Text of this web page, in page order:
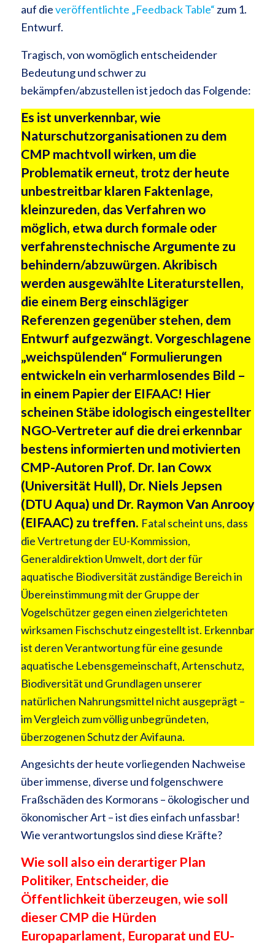
auf dieveröffentlichte „Feedback Table“ zum 1.
Entwurf.
Tragisch, von womöglich entscheidender
Bedeutung und schwer zu
bekämpfen/abzustellen ist jedoch das Folgende:
Es ist unverkennbar, wie
Naturschutzorganisationen zu dem
CMP machtvoll wirken, um die
Problematik erneut, trotz der heute
unbestreitbar klaren Faktenlage,
kleinzureden, das Verfahren wo
möglich, etwa durch formale oder
verfahrenstechnische Argumente zu
behindern/abzuwürgen. Akribisch
werden ausgewählte Literaturstellen,
die einem Berg einschlägiger
Referenzen gegenüber stehen, dem
Entwurf aufgezwängt. Vorgeschlagene
„weichspülenden“ Formulierungen
entwickeln ein verharmlosendes Bild –
in einem Papier der EIFAAC! Hier
scheinen Stäbe idologisch eingestellter
NGO-Vertreter auf die drei erkennbar
bestens informierten und motivierten
CMP-Autoren Prof. Dr. Ian Cowx
(Universität Hull), Dr. Niels Jepsen
(DTU Aqua) und Dr. Raymon Van Anrooy
(EIFAAC) zu treffen. Fatal scheint uns, dass
die Vertretung der EU-Kommission,
Generaldirektion Umwelt, dort der für
aquatische Biodiversität zuständige Bereich in
Übereinstimmung mit der Gruppe der
Vogelschützer gegen einen zielgerichteten
wirksamen Fischschutz eingestellt ist. Erkennbar
ist deren Verantwortung für eine gesunde
aquatische Lebensgemeinschaft, Artenschutz,
Biodiversität und Grundlagen unserer
natürlichen Nahrungsmittel nicht ausgeprägt –
im Vergleich zum völlig unbegründeten,
überzogenen Schutz der Avifauna.
Angesichts der heute vorliegenden Nachweise
über immense, diverse und folgenschwere
Fraßschäden des Kormorans – ökologischer und
ökonomischer Art – ist dies einfach unfassbar!
Wie verantwortungslos sind diese Kräfte?
Wie soll also ein derartiger Plan
Politiker, Entscheider, die
Öffentlichkeit überzeugen, wie soll
dieser CMP die Hürden
Europaparlament, Europarat und EU-